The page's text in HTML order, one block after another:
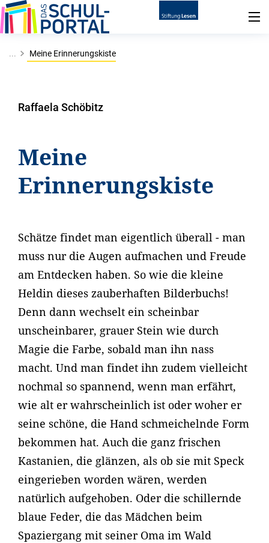
... Meine Erinnerungskiste
Raffaela Schöbitz
Meine
Erinnerungskiste
Schätze findet man eigentlich überall - man
muss nur die Augen aufmachen und Freude
am Entdecken haben. So wie die kleine
Heldin dieses zauberhaften Bilderbuchs!
Denn dann wechselt ein scheinbar
unscheinbarer, grauer Stein wie durch
Magie die Farbe, sobald man ihn nass
macht. Und man findet ihn zudem vielleicht
nochmal so spannend, wenn man erfährt,
wie alt er wahrscheinlich ist oder woher er
seine schöne, die Hand schmeichelnde Form
bekommen hat. Auch die ganz frischen
Kastanien, die glänzen, als ob sie mit Speck
eingerieben worden wären, werden
natürlich aufgehoben. Oder die schillernde
blaue Feder, die das Mädchen beim
Spaziergang mit seiner Oma im Wald